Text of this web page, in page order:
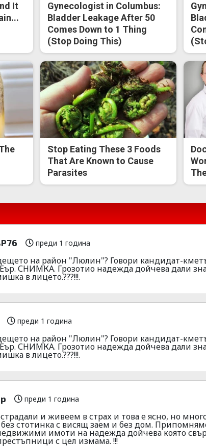
It
Gynecologist in Columbus:
Bladder Leakage After 50
Comes Down to 1 Thing
(Stop Doing This)
Stop Eating These 3 Foods
That Are Known to Cause
Parasites
преди 1 година
на район "Люлин"? Говори кандидат-
СНИМКА. Грозотио надежда дойчева дали
в лицето.???!!!.
преди 1 година
на район "Люлин"? Говори кандидат-
СНИМКА. Грозотио надежда дойчева дали
в лицето.???!!!.
преди 1 година
и живеем в страх и това е ясно, но
без стотинка с висящ заем и без дом.
имоти на надежда дойчева която
с цел измама. !!!